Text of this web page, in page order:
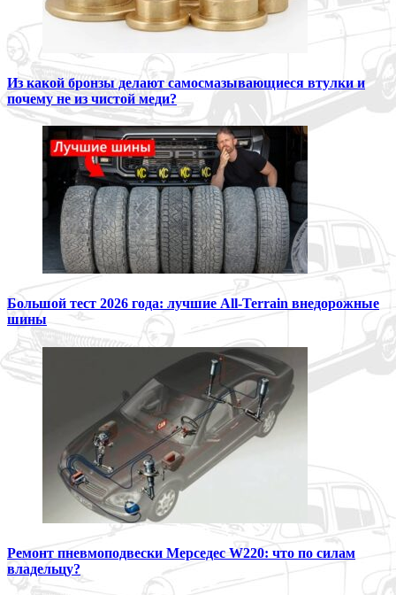
Из какой бронзы делают самосмазывающиеся втулки и
почему не из чистой меди?
Большой тест 2026 года: лучшие All-Terrain внедорожные
шины
Ремонт пневмоподвески Мерседес W220: что по силам
владельцу?